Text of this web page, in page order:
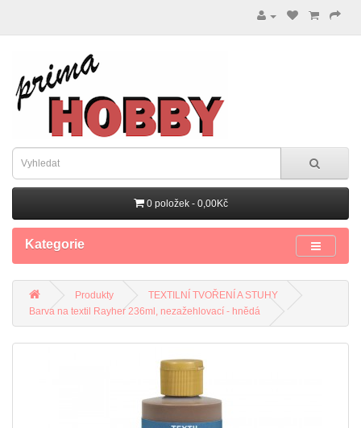
0 položek - 0,00Kč
Kategorie
Produkty
TEXTILNÍ TVOŘENÍ A STUHY
Barva na textil Rayher 236ml, nezažehlovací - hnědá